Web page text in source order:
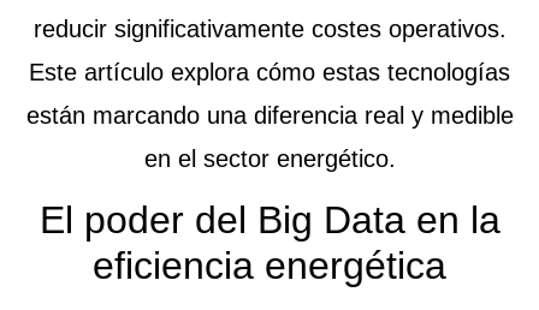
reducir significativamente costes operativos.
Este artículo explora cómo estas tecnologías
están marcando una diferencia real y medible
en el sector energético.
El poder del Big Data en la
eficiencia energética